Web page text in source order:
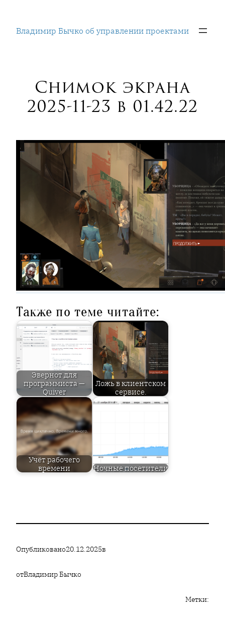
содержимому
Владимир Бычко об управлении проектами
Снимок экрана
2025-11-23 в 01.42.22
Также по теме читайте:
Эвернот для
программиста —
Quiver
Ложь в клиентском
сервисе.
Учёт рабочего
времени
Ночные посетители
Опубликовано20.12.2025в
отВладимир Бычко
Метки: